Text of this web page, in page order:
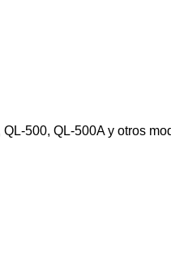
500, QL-500A y otros